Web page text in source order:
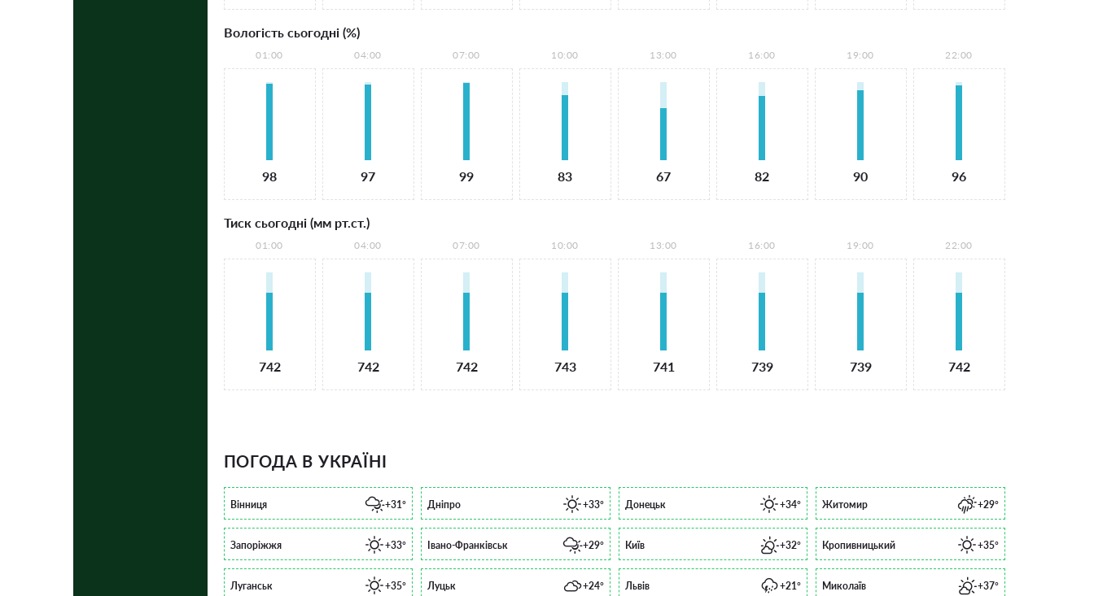
Вологість сьогодні (%)
01:00
98
04:00
97
07:00
99
10:00
83
13:00
67
16:00
82
19:00
90
22:00
96
Тиск сьогодні (мм рт.ст.)
01:00
742
04:00
742
07:00
742
10:00
743
13:00
741
16:00
739
19:00
739
22:00
742
ПОГОДА В УКРАЇНІ
Вінниця +31° Дніпро +33° Донецьк +34° Житомир +29°
Запоріжжя +33° Івано-Франківськ +29° Київ +32° Кропивницький +35°
Луганськ +35° Луцьк +24° Львів +21° Миколаїв +37°